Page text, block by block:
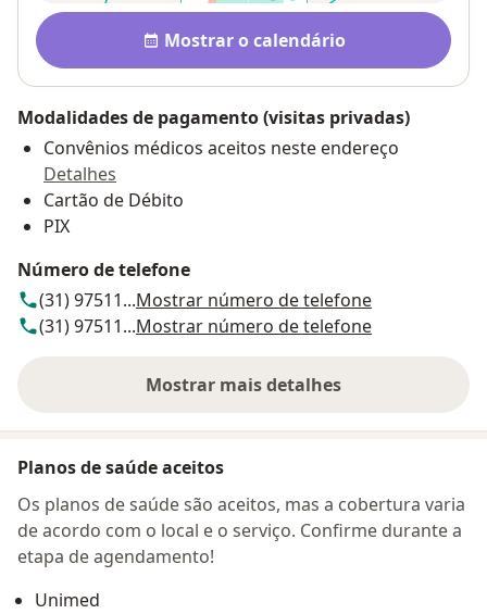
Disponibilidade
Mostrar o calendário
Modalidades de pagamento (visitas privadas)
Convênios médicos aceitos neste endereço
Detalhes
Cartão de Débito
PIX
Número de telefone
(31) 97511...Mostrar número de telefone
(31) 97511...Mostrar número de telefone
Mostrar mais detalhes
sobre o endereço
Planos de saúde aceitos
Os planos de saúde são aceitos, mas a cobertura varia
de acordo com o local e o serviço. Confirme durante a
etapa de agendamento!
Unimed